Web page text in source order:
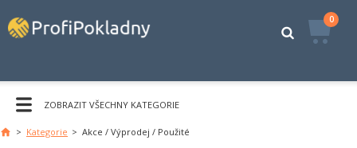
0
ZOBRAZIT VŠECHNY KATEGORIE
> Kategorie > Akce / Výprodej / Použité